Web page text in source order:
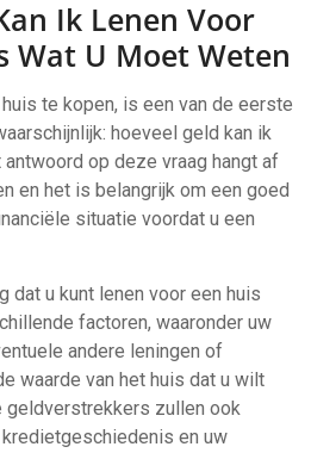
Ik Lenen Voor
Wat U Moet Weten
te kopen, is een van de eerste
hoeveel geld kan ik
op deze vraag hangt af
en het is belangrijk om een goed
situatie voordat u een
dat u kunt lenen voor een huis
factoren, waaronder uw
andere leningen of
waarde van het huis dat u wilt
geldverstrekkers zullen ook
en uw